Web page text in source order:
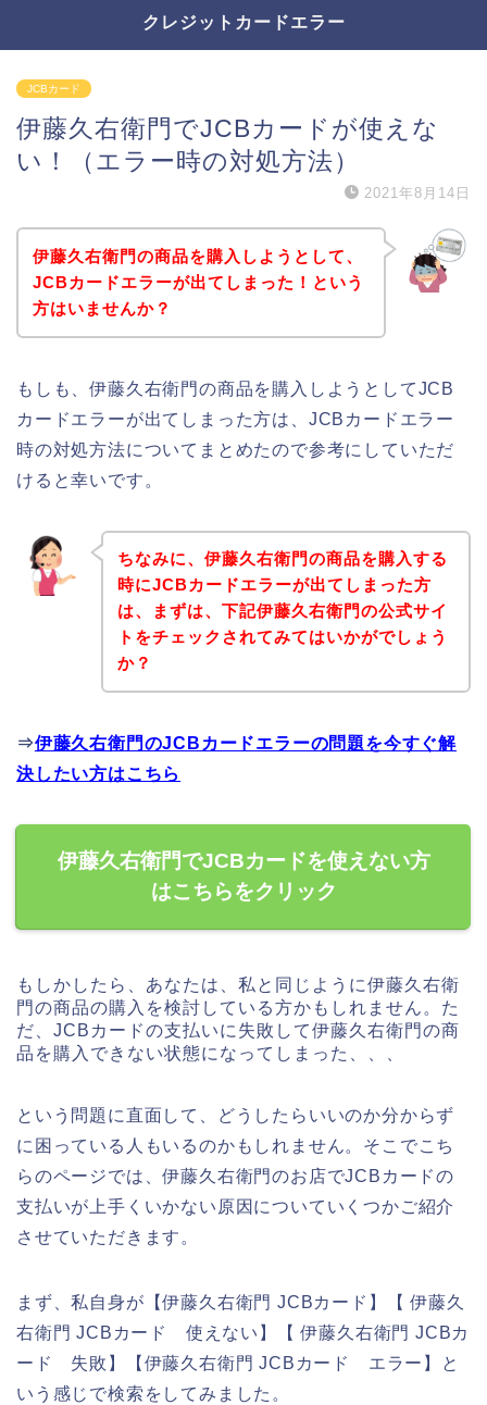
クレジットカードエラー
JCBカード
伊藤久右衛門でJCBカードが使えな
い！（エラー時の対処方法）
2021年8月14日
伊藤久右衛門の商品を購入しようとして、
JCBカードエラーが出てしまった！という
方はいませんか？
もしも、伊藤久右衛門の商品を購入しようとしてJCB
カードエラーが出てしまった方は、JCBカードエラー
時の対処方法についてまとめたので参考にしていただ
けると幸いです。
ちなみに、伊藤久右衛門の商品を購入する
時にJCBカードエラーが出てしまった方
は、まずは、下記伊藤久右衛門の公式サイ
トをチェックされてみてはいかがでしょう
か？
⇒伊藤久右衛門のJCBカードエラーの問題を今すぐ解
決したい方はこちら
伊藤久右衛門でJCBカードを使えない方
はこちらをクリック
もしかしたら、あなたは、私と同じように伊藤久右衛
門の商品の購入を検討している方かもしれません。た
だ、JCBカードの支払いに失敗して伊藤久右衛門の商
品を購入できない状態になってしまった、、、
という問題に直面して、どうしたらいいのか分からず
に困っている人もいるのかもしれません。そこでこち
らのページでは、伊藤久右衛門のお店でJCBカードの
支払いが上手くいかない原因についていくつかご紹介
させていただきます。
まず、私自身が【伊藤久右衛門 JCBカード】【 伊藤久
右衛門 JCBカード 使えない】【 伊藤久右衛門 JCBカ
ード 失敗】【伊藤久右衛門 JCBカード エラー】と
いう感じで検索をしてみました。